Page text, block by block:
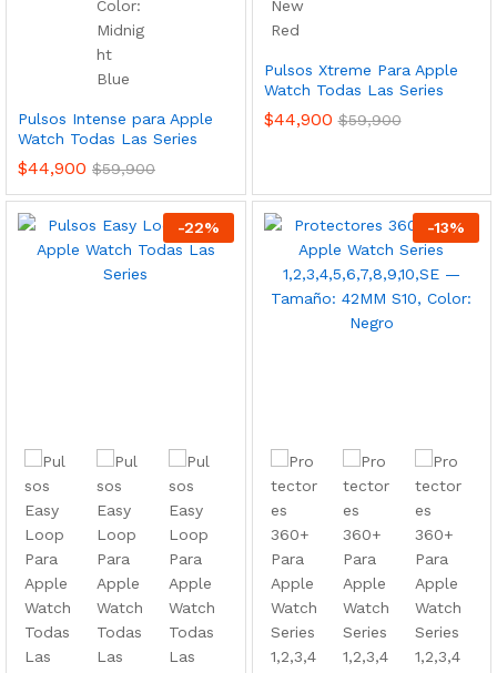
Pulsos Intense para Apple
Watch Todas Las Series
$44,900 $59,900
Pulsos Xtreme Para Apple
Watch Todas Las Series
$44,900 $59,900
-22% -13%